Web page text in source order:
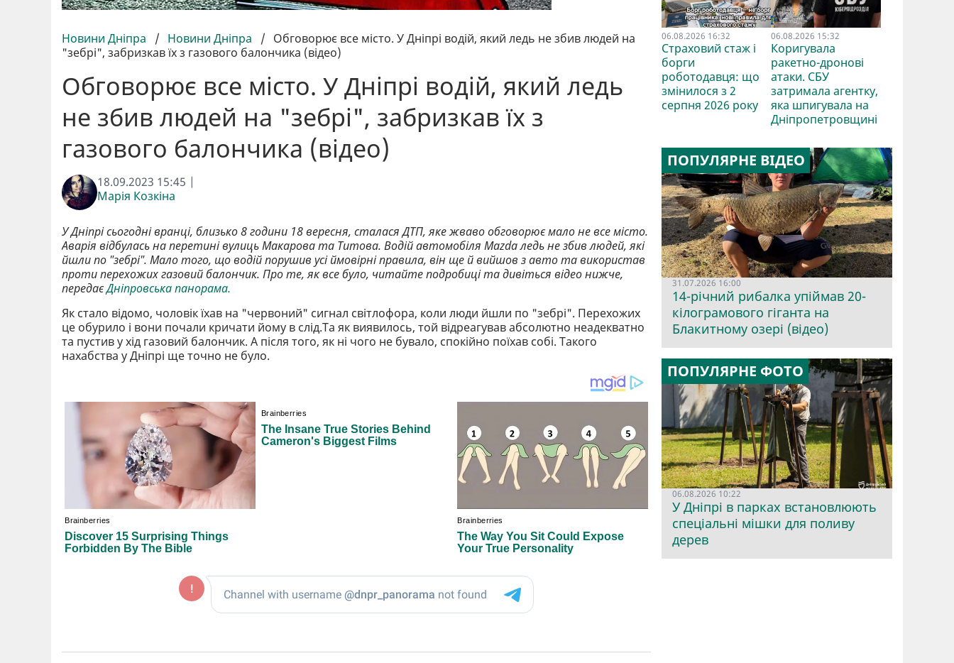
Новини Дніпра / Новини Дніпра / Обговорює все місто. У Дніпрі водій, який ледь не збив людей на
"зебрі", забризкав їх з газового балончика (відео)
Обговорює все місто. У Дніпрі водій, який ледь
не збив людей на "зебрі", забризкав їх з
газового балончика (відео)
18.09.2023 15:45 |
Марія Козкіна
У Дніпрі сьогодні вранці, близько 8 години 18 вересня, сталася ДТП, яке жваво обговорює мало не все місто.
Аварія відбулась на перетині вулиць Макарова та Титова. Водій автомобіля Mazda ледь не збив людей, які
йшли по "зебрі". Мало того, що водій порушив усі ймовірні правила, він ще й вийшов з авто та використав
проти перехожих газовий балончик. Про те, як все було, читайте подробиці та дивіться відео нижче,
передаєДніпровська панорама.
Як стало відомо, чоловік їхав на "червоний" сигнал світлофора, коли люди йшли по "зебрі". Перехожих
це обурило і вони почали кричати йому в слід.Та як виявилось, той відреагував абсолютно неадекватно
та пустив у хід газовий балончик. А після того, як ні чого не бувало, спокійно поїхав собі. Такого
нахабства у Дніпрі ще точно не було.
06.08.2026 16:32
Страховий стаж і
борги
роботодавця: що
змінилося з 2
серпня 2026 року
06.08.2026 15:32
Коригувала
ракетно-дронові
атаки. СБУ
затримала агентку,
яка шпигувала на
Дніпропетровщині
ПОПУЛЯРНЕ ВІДЕО
31.07.2026 16:00
14-річний рибалка упіймав 20-
кілограмового гіганта на
Блакитному озері (відео)
ПОПУЛЯРНЕ ФОТО
06.08.2026 10:22
У Дніпрі в парках встановлюють
спеціальні мішки для поливу
дерев